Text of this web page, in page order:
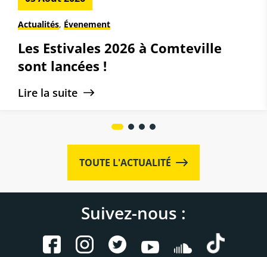
Actualités, Évenement
Les Estivales 2026 à Comteville
sont lancées !
Lire la suite
TOUTE L'ACTUALITÉ
Suivez-nous :